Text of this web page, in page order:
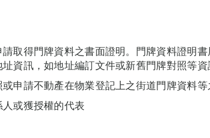
取得門牌資料之書面證明。門牌資料證明
資訊，如地址編訂文件或新舊門牌對照等資
申請不動產在物業登記上之街道門牌資料等
或獲授權的代表